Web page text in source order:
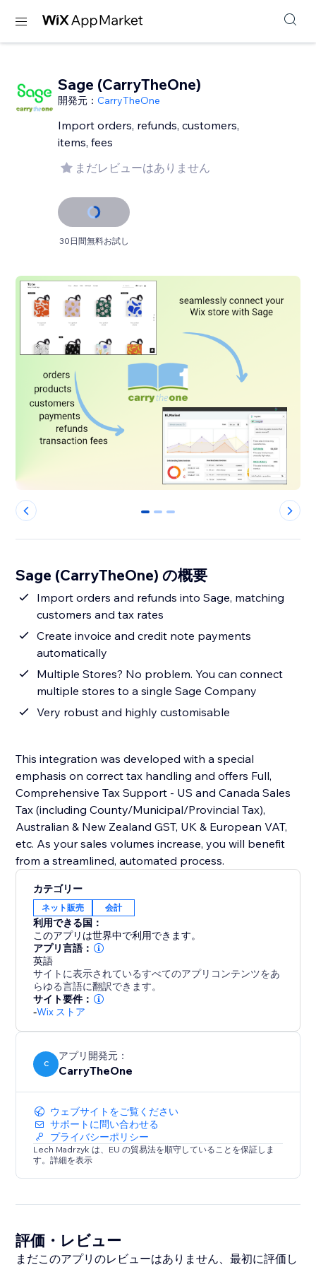
Sage (CarryTheOne)
開発元：CarryTheOne
Import orders, refunds, customers,
items, fees
まだレビューはありません
30日間無料お試し
0 1 2
Sage (CarryTheOne) の概要
Import orders and refunds into Sage, matching
customers and tax rates
Create invoice and credit note payments
automatically
Multiple Stores? No problem. You can connect
multiple stores to a single Sage Company
Very robust and highly customisable
This integration was developed with a special
emphasis on correct tax handling and offers Full,
Comprehensive Tax Support - US and Canada Sales
Tax (including County/Municipal/Provincial Tax),
Australian & New Zealand GST, UK & European VAT,
etc. As your sales volumes increase, you will benefit
from a streamlined, automated process.
カテゴリー
ネット販売 会計
利用できる国：
このアプリは世界中で利用できます。
アプリ言語：
英語
サイトに表示されているすべてのアプリコンテンツをあ
らゆる言語に翻訳できます。
サイト要件：
-Wix ストア
C
アプリ開発元：
CarryTheOne
ウェブサイトをご覧ください
サポートに問い合わせる
プライバシーポリシー
Lech Madrzyk は、EU の貿易法を順守していることを保証しま
す。詳細を表示
評価・レビュー
まだこのアプリのレビューはありません、最初に評価し